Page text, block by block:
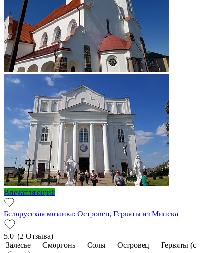
Впечатляющий
Белорусская мозаика: Островец, Гервяты из Минска
5.0 (2 Отзыва)
Залесье — Сморгонь — Солы — Островец — Гервяты (с